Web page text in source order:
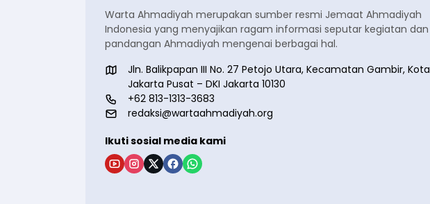
Warta Ahmadiyah merupakan sumber resmi Jemaat Ahmadiyah
Indonesia yang menyajikan ragam informasi seputar kegiatan dan
pandangan Ahmadiyah mengenai berbagai hal.
Jln. Balikpapan III No. 27 Petojo Utara, Kecamatan Gambir, Kota
Jakarta Pusat – DKI Jakarta 10130
+62 813-1313-3683
redaksi@wartaahmadiyah.org
Ikuti sosial media kami